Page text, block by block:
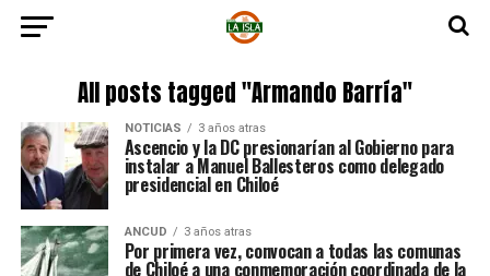
All posts tagged "Armando Barría"
NOTICIAS 3 años atras
Ascencio y la DC presionarían al Gobierno para
instalar a Manuel Ballesteros como delegado
presidencial en Chiloé
ANCUD 3 años atras
Por primera vez, convocan a todas las comunas
de Chiloé a una conmemoración coordinada de la